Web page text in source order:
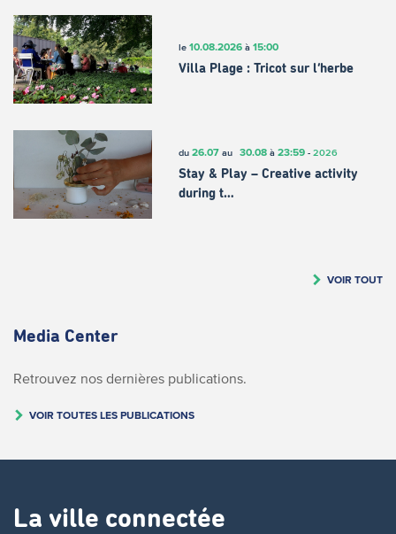
le 10.08.2026à 15:00
Villa Plage : Tricot sur l’herbe
du 26.07au 30.08à 23:59- 2026
Stay & Play – Creative activity
during t…
VOIR TOUT
Media Center
Retrouvez nos dernières publications.
VOIR TOUTES LES PUBLICATIONS
La ville connectée